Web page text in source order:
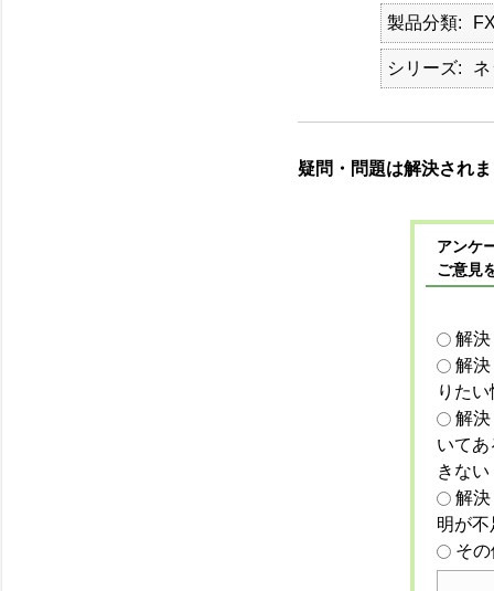
製品分類
シリーズ
疑問・問題は解決され
アンケ
ご意見
解
解
りた
解
いて
きない
解
明が
そ